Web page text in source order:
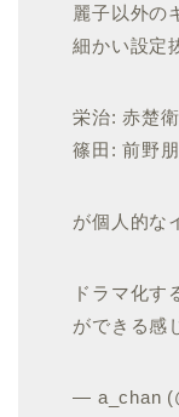
麗子以外の
細かい設定
栄治: 赤楚
篠田: 前野
が個人的な
ドラマ化す
ができる感
— a_chan